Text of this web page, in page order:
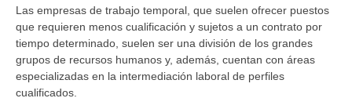
Las empresas de trabajo temporal, que suelen ofrecer puestos
que requieren menos cualificación y sujetos a un contrato por
tiempo determinado, suelen ser una división de los grandes
grupos de recursos humanos y, además, cuentan con áreas
especializadas en la intermediación laboral de perfiles
cualificados.